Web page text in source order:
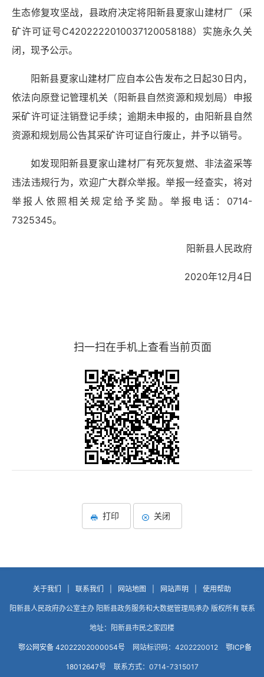
生态修复攻坚战，县政府决定将阳新县夏家山建材厂（采
矿许可证号C4202222010037120058188）实施永久关
闭，现予公示。
阳新县夏家山建材厂应自本公告发布之日起30日内，
依法向原登记管理机关（阳新县自然资源和规划局）申报
采矿许可证注销登记手续；逾期未申报的，由阳新县自然
资源和规划局公告其采矿许可证自行废止，并予以销号。
如发现阳新县夏家山建材厂有死灰复燃、非法盗采等
违法违规行为，欢迎广大群众举报。举报一经查实，将对
举报人依照相关规定给予奖励。举报电话：0714-
7325345。
阳新县人民政府
2020年12月4日
扫一扫在手机上查看当前页面
打印 关闭
关于我们 联系我们 网站地图 网站声明 使用帮助
阳新县人民政府办公室主办 阳新县政务服务和大数据管理局承办 版权所有 联系
地址：阳新县市民之家四楼
鄂公网安备 42022202000054号 网站标识码：4202220012 鄂ICP备
18012647号 联系方式：0714-7315017